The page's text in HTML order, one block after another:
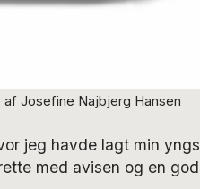
Josefine Najbjerg Hansen
jeg havde lagt min
med avisen og en